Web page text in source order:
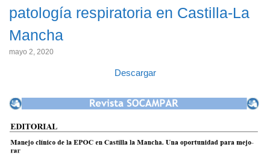
patología respiratoria en Castilla-La
Mancha
mayo 2, 2020
Descargar